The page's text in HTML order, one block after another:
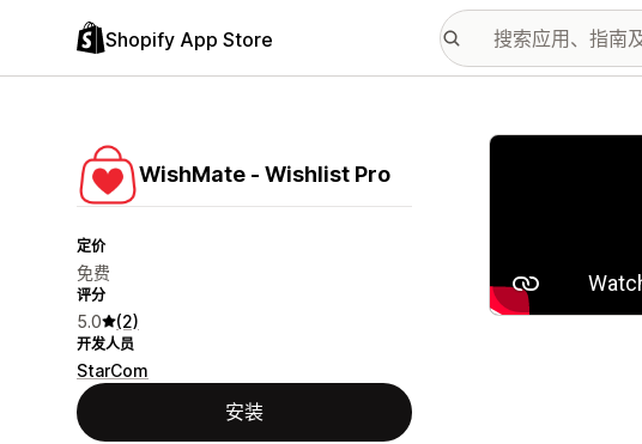
Shopify App Store
WishMate ‑ Wishlist Pro
定价
免费
评分
5.0 (2)
开发人员
StarCom
安装
配图图库